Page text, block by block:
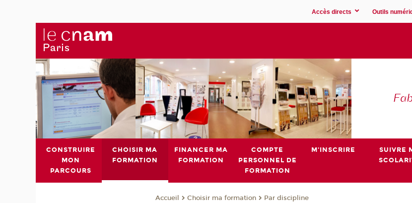
Accès directs Outils
CONSTRUIRE
MON
PARCOURS
CHOISIR MA
FORMATION
FINANCER MA
FORMATION
COMPTE
PERSONNEL DE
FORMATION
M'INSCRIRE
SUIVRE
Accueil Choisir ma formation Par discipline